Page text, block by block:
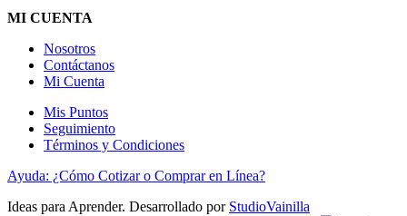
MI CUENTA
Nosotros
Contáctanos
Mi Cuenta
Mis Puntos
Seguimiento
Términos y Condiciones
Ayuda: ¿Cómo Cotizar o Comprar en Línea?
Ideas para Aprender. Desarrollado por StudioVainilla